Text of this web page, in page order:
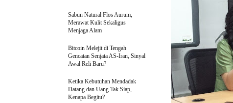
Sabun Natural Flos Aurum,
Merawat Kulit Sekaligus
Menjaga Alam
Bitcoin Melejit di Tengah
Gencatan Senjata AS-Iran, Sinyal
Awal Reli Baru?
Ketika Kebutuhan Mendadak
Datang dan Uang Tak Siap,
Kenapa Begitu?